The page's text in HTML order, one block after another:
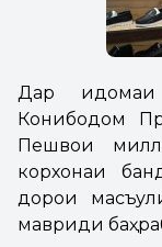
Дар
Конибодом
Пешвои
корхонаи
дорои
мавриди